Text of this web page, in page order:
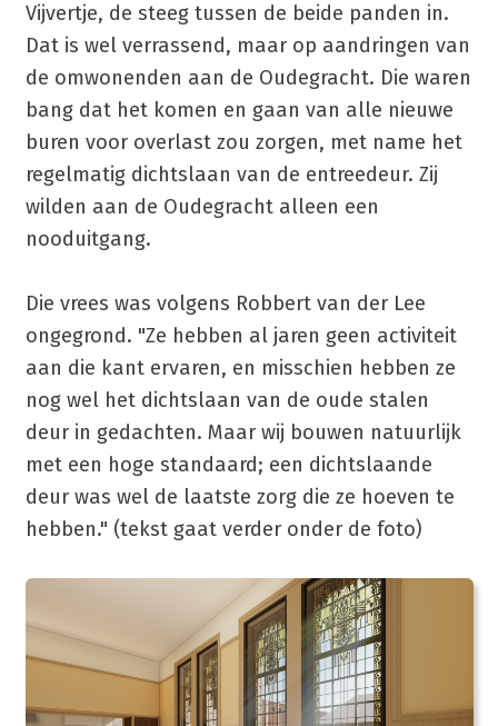
Vijvertje, de steeg tussen de beide panden in.
Dat is wel verrassend, maar op aandringen van
de omwonenden aan de Oudegracht. Die waren
bang dat het komen en gaan van alle nieuwe
buren voor overlast zou zorgen, met name het
regelmatig dichtslaan van de entreedeur. Zij
wilden aan de Oudegracht alleen een
nooduitgang.
Die vrees was volgens Robbert van der Lee
ongegrond. "Ze hebben al jaren geen activiteit
aan die kant ervaren, en misschien hebben ze
nog wel het dichtslaan van de oude stalen
deur in gedachten. Maar wij bouwen natuurlijk
met een hoge standaard; een dichtslaande
deur was wel de laatste zorg die ze hoeven te
hebben." (tekst gaat verder onder de foto)